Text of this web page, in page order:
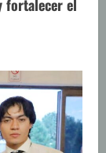
fortalecer el